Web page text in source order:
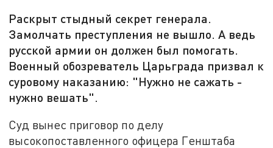
Раскрыт стыдный секрет генерала.
Замолчать преступления не вышло. А ведь
русской армии он должен был помогать.
Военный обозреватель Царьграда призвал к
суровому наказанию: "Нужно не сажать -
нужно вешать".
Суд вынес приговор по делу
высокопоставленного офицера Генштаба